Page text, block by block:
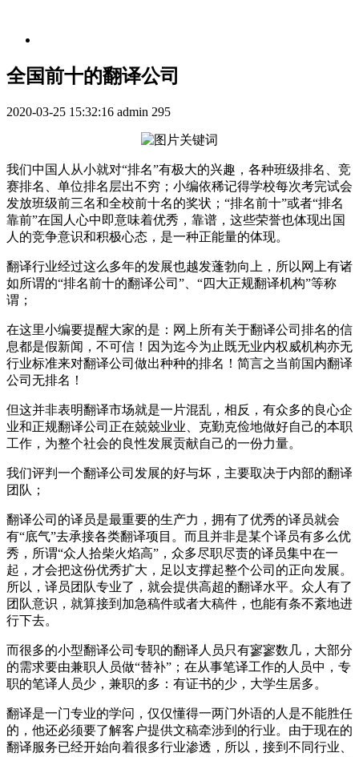
全国前十的翻译公司
2020-03-25 15:32:16 admin 295
我们中国人从小就对“排名”有极大的兴趣，各种班级排名、竞
赛排名、单位排名层出不穷；小编依稀记得学校每次考完试会
发放班级前三名和全校前十名的奖状；“排名前十”或者“排名
靠前”在国人心中即意味着优秀，靠谱，这些荣誉也体现出国
人的竞争意识和积极心态，是一种正能量的体现。
翻译行业经过这么多年的发展也越发蓬勃向上，所以网上有诸
如所谓的“排名前十的翻译公司”、“四大正规翻译机构”等称
谓；
在这里小编要提醒大家的是：网上所有关于翻译公司排名的信
息都是假新闻，不可信！因为迄今为止既无业内权威机构亦无
行业标准来对翻译公司做出种种的排名！简言之当前国内翻译
公司无排名！
但这并非表明翻译市场就是一片混乱，相反，有众多的良心企
业和正规翻译公司正在兢兢业业、克勤克俭地做好自己的本职
工作，为整个社会的良性发展贡献自己的一份力量。
我们评判一个翻译公司发展的好与坏，主要取决于内部的翻译
团队；
翻译公司的译员是最重要的生产力，拥有了优秀的译员就会
有“底气”去承接各类翻译项目。而且并非是某个译员有多么优
秀，所谓“众人拾柴火焰高”，众多尽职尽责的译员集中在一
起，才会把这份优秀扩大，足以支撑起整个公司的正向发展。
所以，译员团队专业了，就会提供高超的翻译水平。众人有了
团队意识，就算接到加急稿件或者大稿件，也能有条不紊地进
行下去。
而很多的小型翻译公司专职的翻译人员只有寥寥数几，大部分
的需求要由兼职人员做“替补”；在从事笔译工作的人员中，专
职的笔译人员少，兼职的多：有证书的少，大学生居多。
翻译是一门专业的学问，仅仅懂得一两门外语的人是不能胜任
的，他还必须要了解客户提供文稿牵涉到的行业。由于现在的
翻译服务已经开始向着很多行业渗透，所以，接到不同行业、